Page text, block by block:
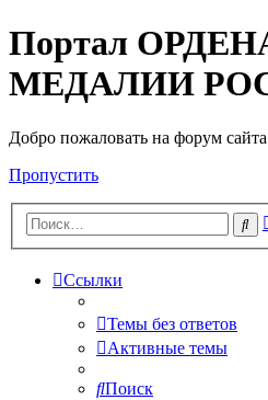
Портал
МЕДАЛИИ
Добро пожаловать на форум
Пропустить
Ссылки
Темы без ответов
Активные темы
Поиск